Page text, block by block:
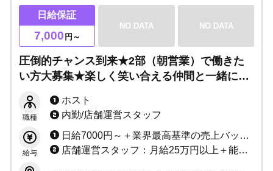
日給保証
7,000 円～
NO DATA NO DATA
圧倒的チャンス到来★2部（朝営業）で働きた
い方大募集★楽しく笑い合える仲間と一緒に
職種
ホスト
内勤/店舗運営スタッフ
給与
日給7000円～＋業界最高基準の売上バック＋指名料＋各種賞金
店舗運営スタッフ：月給25万円以上＋能力給 ※業績に応じて昇給随時 ホールスタッフ：月給20万円以上＋能力給 ※能力に応じて昇給随時